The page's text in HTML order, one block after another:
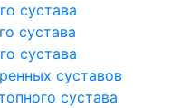
сустава
сустава
сустава
суставов
сустава